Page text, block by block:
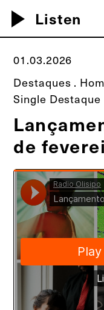
play_arrow Listen
01.03.2026
Destaques .
Single Destaque
de